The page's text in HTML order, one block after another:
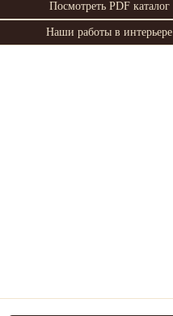
Посмотреть PDF каталог
Наши работы в интерьере